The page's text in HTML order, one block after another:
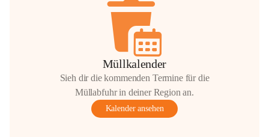
Müllkalender
Sieh dir die kommenden Termine für die
Müllabfuhr in deiner Region an.
Kalender ansehen